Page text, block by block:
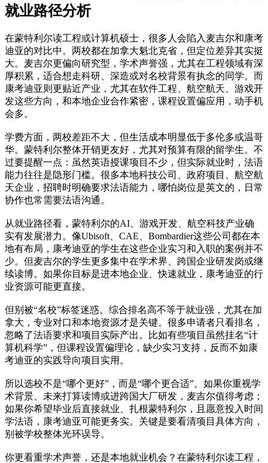
就业路径分析
在蒙特利尔读工程或计算机硕士，很多人会陷入麦吉尔和康考
迪亚的对比中。两校都在加拿大魁北克省，但定位差异其实挺
大。麦吉尔更偏向研究型，学术声誉强，尤其在工程领域有深
厚积累，适合想走科研、深造或对名校背景有执念的同学。而
康考迪亚则更贴近产业，尤其在软件工程、航空航天、游戏开
发这些方向，和本地企业合作紧密，课程设置偏应用，动手机
会多。
学费方面，两校差距不大，但生活成本明显低于多伦多或温哥
华。蒙特利尔整体开销更友好，尤其对预算有限的留学生。不
过要提醒一点：虽然英语授课项目不少，但实际就业时，法语
能力往往是隐形门槛。很多本地科技公司、政府项目、航空航
天企业，招聘时明确要求法语能力，哪怕岗位是英文的，日常
协作也常需要法语沟通。
从就业路径看，蒙特利尔的AI、游戏开发、航空科技产业确
实有发展潜力。像Ubisoft、CAE、Bombardier这些公司都在本
地有布局，康考迪亚的学生在这些企业实习和入职的案例并不
少。但麦吉尔的学生更多集中在学术界、跨国企业研发岗或继
续读博。如果你目标是进本地企业、快速就业，康考迪亚的行
业资源可能更直接。
但别被“名校”标签迷惑。综合排名高不等于就业强，尤其在加
拿大，专业对口和本地资源才是关键。很多申请者只看排名，
忽略了法语要求和项目实际产出。比如有些项目虽然挂名“计
算机科学”，但课程设置偏理论，缺少实习支持，反而不如康
考迪亚的实践导向项目实用。
所以选校不是“哪个更好”，而是“哪个更合适”。如果你重视学
术背景、未来打算读博或进跨国大厂研发，麦吉尔值得考虑；
如果你希望毕业后直接就业、扎根蒙特利尔，且愿意投入时间
学法语，康考迪亚可能更务实。关键是要看清项目具体方向，
别被学校整体光环误导。
你更看重学术声誉，还是本地就业机会？在蒙特利尔读工程，